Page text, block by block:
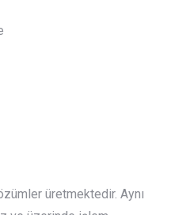
üretmektedir. Aynı